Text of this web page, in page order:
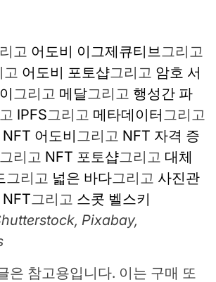
고 어도비 이그제큐티브그리고
고 어도비 포토샵그리고 암호 서
그리고 메달그리고 행성간 파
IPFS그리고 메타데이터그리고
NFT 어도비그리고 NFT 자격 증
그리고 NFT 포토샵그리고 대체
그리고 넓은 바다그리고 사진관
그리고 스콧 벨스키
Pixabay,
은 참고용입니다. 이는 구매 또